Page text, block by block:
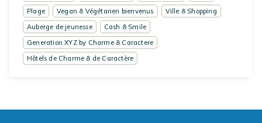
Plage
Vegan & Végétarien bienvenus
Ville & Shopping
Auberge de jeunesse
Cash & Smile
Generation XYZ by Charme & Caractere
Hôtels de Charme & de Caractère